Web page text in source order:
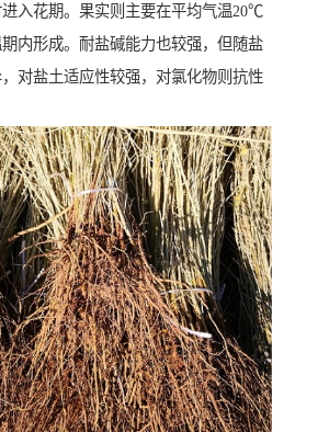
入花期。果实则主要在平均气温20℃
内形成。耐盐碱能力也较强，但随盐
对盐土适应性较强，对氯化物则抗性